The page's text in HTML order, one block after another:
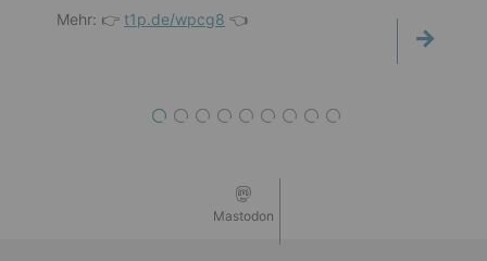
Mehr: 👉 t1p.de/wpcg8 👈
1 2 3 4 5 6 7 8
Mastodon